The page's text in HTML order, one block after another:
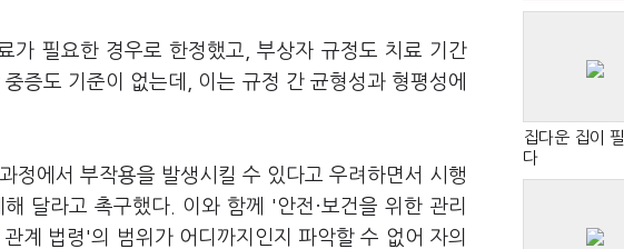
가 필요한 경우로 한정했고, 부상자 규정도 치료 기간
증도 기준이 없는데, 이는 규정 간 균형성과 형평성에
정에서 부작용을 발생시킬 수 있다고 우려하면서 시행
달라고 촉구했다. 이와 함께 '안전·보건을 위한 관리
계 법령'의 범위가 어디까지인지 파악할 수 없어 자의
집다운 집이
다